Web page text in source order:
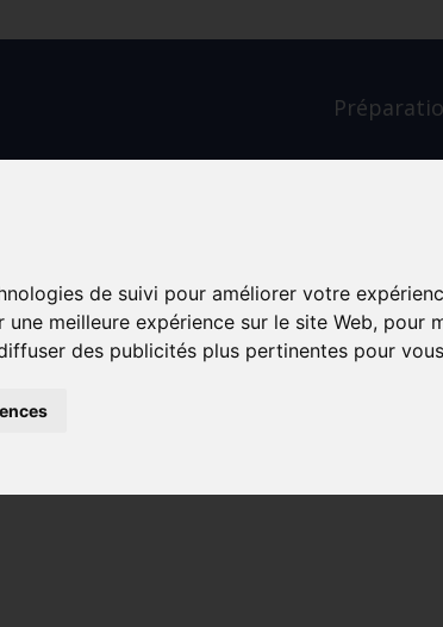
de suivi pour améliorer votre
meilleure expérience sur le site Web, pour
des publicités plus pertinentes pour vous
te lancer? 🚶‍♂️✨